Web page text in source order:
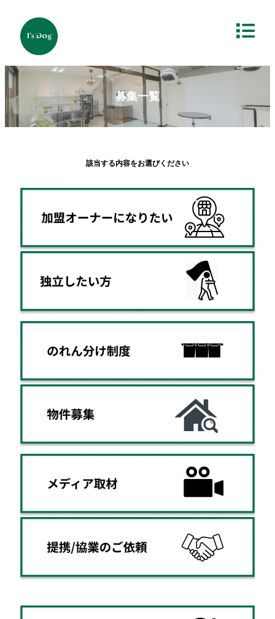
募集一覧
該当する内容をお選びください